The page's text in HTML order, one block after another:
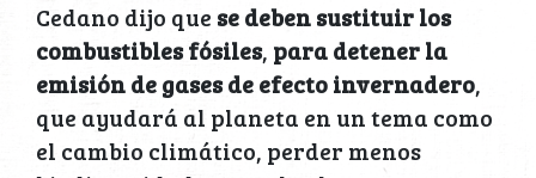
Cedano dijo que se deben sustituir los
combustibles fósiles, para detener la
emisión de gases de efecto invernadero,
que ayudará al planeta en un tema como
el cambio climático, perder menos